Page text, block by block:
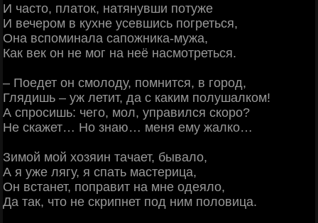
И часто, платок, натянувши потуже
И вечером в кухне усевшись погреться,
Она вспоминала сапожника-мужа,
Как век он не мог на неё насмотреться.
– Поедет он смолоду, помнится, в город,
Глядишь – уж летит, да с каким полушалком!
А спросишь: чего, мол, управился скоро?
Не скажет… Но знаю… меня ему жалко…
Зимой мой хозяин тачает, бывало,
А я уже лягу, я спать мастерица,
Он встанет, поправит на мне одеяло,
Да так, что не скрипнет под ним половица.